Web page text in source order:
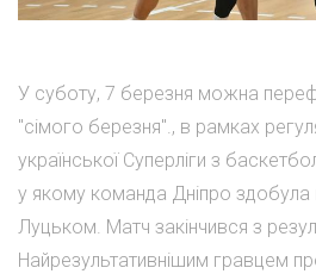
У суботу, 7 березня можна
"сімого березня"., в рамках
української Суперліги з
у якому команда Дніпро
Луцьком. Матч закінчився з
Найрезультативнішим гравцем